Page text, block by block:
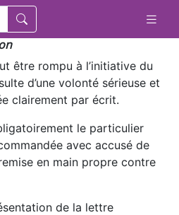
être rompu à l’initiative du
d’une volonté sérieuse et
clairement par écrit.
le particulier
avec accusé de
en main propre contre
de la lettre